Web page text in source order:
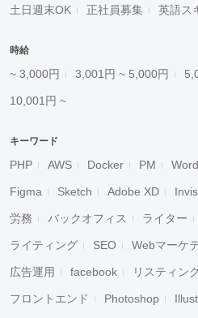
土日週末OK 正社員募集 英語ス
時給
~ 3,000円 3,001円 ~ 5,000円
10,001円 ~
キーワード
PHP AWS Docker PM
Figma Sketch Adobe XD
労務 バックオフィス ライター
ライティング SEO Webマーケ
広告運用 facebook リスティン
フロントエンド Photoshop